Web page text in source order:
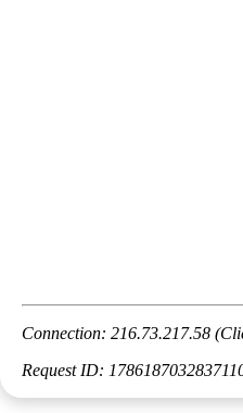
Connection: 216.73.217.58
Request ID: